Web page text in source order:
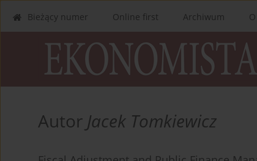
Bieżący numer Online first Archiwum
Autor Jacek Tomkiewicz